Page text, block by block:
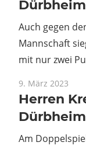
Dürbheim
Auch gegen
Mannschaft
mit nur zwei
9. März 2023
Herren
Am